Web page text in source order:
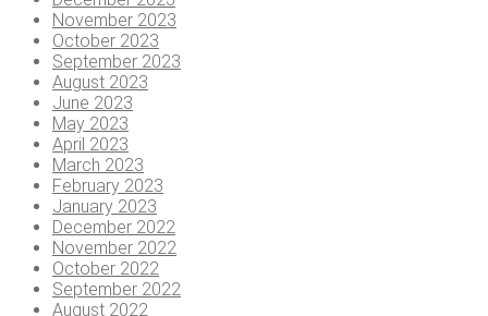
November 2023
October 2023
September 2023
August 2023
June 2023
May 2023
April 2023
March 2023
February 2023
January 2023
December 2022
November 2022
October 2022
September 2022
August 2022